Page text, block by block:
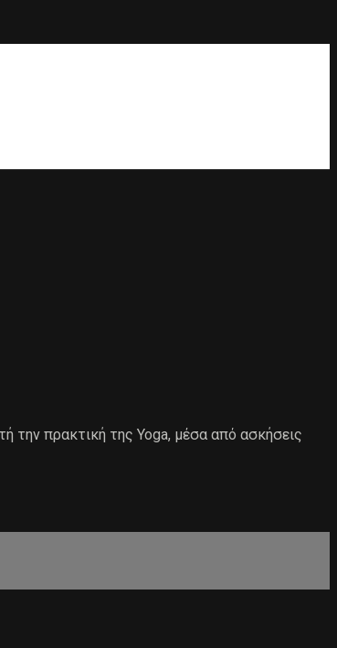
την πρακτική της Yoga, μέσα από ασκήσεις